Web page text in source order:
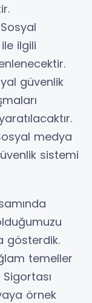
ilgili
güvenlik
medya
sistemi
gösterdik.
temeller
örnek